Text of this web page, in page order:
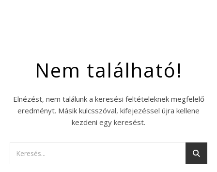
Nem található!
Elnézést, nem találunk a keresési feltételeknek megfelelő
eredményt. Másik kulcsszóval, kifejezéssel újra kellene
kezdeni egy keresést.